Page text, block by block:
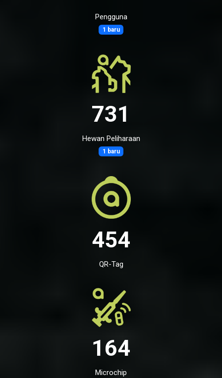
Pengguna
1 baru
731
Hewan Peliharaan
1 baru
454
QR-Tag
164
Microchip